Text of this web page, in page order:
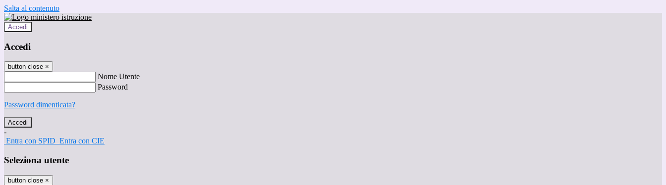
Salta al contenuto
Accedi
Accedi
button close ×
Nome Utente
Password
Password dimenticata?
-
Entra con SPID Entra con CIE
Seleziona utente
button close ×